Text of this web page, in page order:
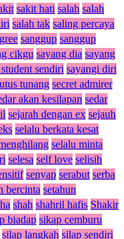
sakit hati salah salah
salah tak saling percaya
sanggup sanggup
cikgu sayang dia sayang
sendiri sayangi diri
tunang secret admirer
akan kesilapan sedar
sejarah dengan ex sejauh
selalu berkata kesat
selalu minta
selesa self love selisih
senyap serabut serba
bercinta setahun
shah shahril hafis Shakir
biadap sikap cemburu
silap langkah silap sendiri